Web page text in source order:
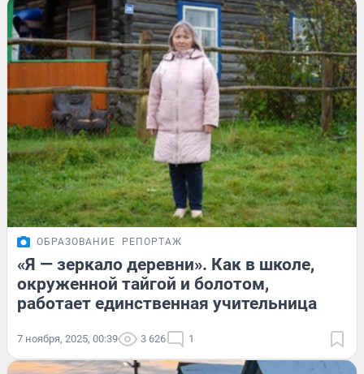
ОБРАЗОВАНИЕ РЕПОРТАЖ
«Я — зеркало деревни». Как в школе,
окруженной тайгой и болотом,
работает единственная учительница
7 ноября, 2025, 00:39 3 626 1